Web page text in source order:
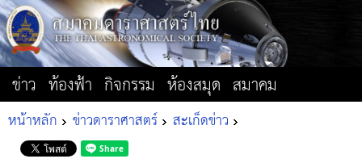
ข่าว ท้องฟ้า กิจกรรม ห้องสมุด สมาคม
หน้าหลัก ข่าวดาราศาสตร์ สะเก็ดข่าว